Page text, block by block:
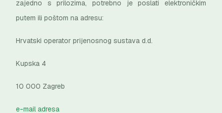
zajedno s prilozima, potrebno je poslati elektroničkim
putem ili poštom na adresu:
Hrvatski operator prijenosnog sustava d.d.
Kupska 4
10 000 Zagreb
e-mail adresa